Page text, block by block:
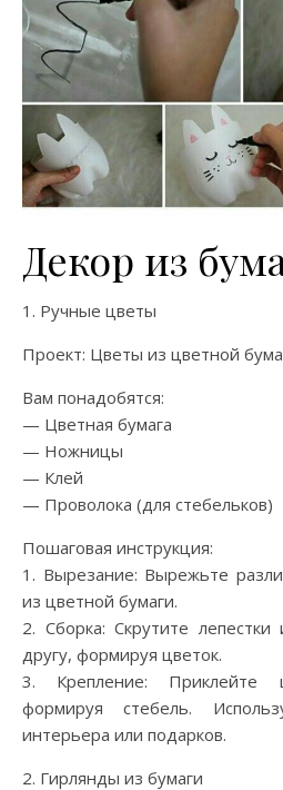
Декор из
1. Ручные цветы
Проект: Цветы из цветной
Вам понадобятся:
— Цветная бумага
— Ножницы
— Клей
— Проволока (для стебельков)
Пошаговая инструкция:
1. Вырезание: Вырежьте
из цветной бумаги.
2. Сборка: Скрутите
другу, формируя цветок.
3. Крепление: Приклейте
формируя стебель.
интерьера или подарков.
2. Гирлянды из бумаги